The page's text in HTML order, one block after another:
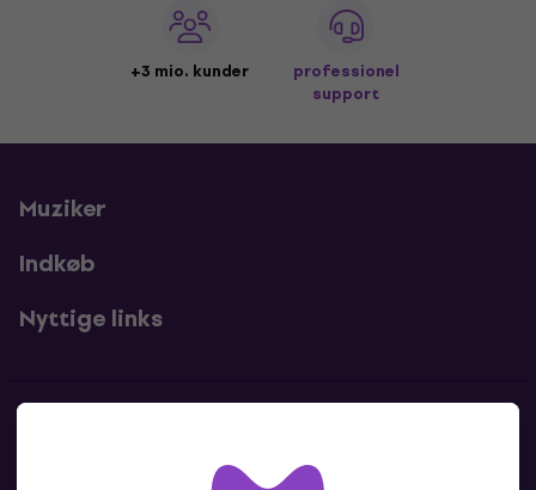
+3 mio. kunder
professionel
support
Muziker
Indkøb
Nyttige links